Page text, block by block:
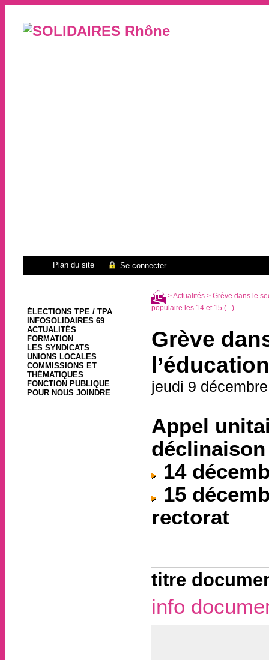
Plan du site Se connecter
ÉLECTIONS TPE / TPA
INFOSOLIDAIRES 69
ACTUALITÉS
FORMATION
LES SYNDICATS
UNIONS LOCALES
COMMISSIONS ET
THÉMATIQUES
FONCTION PUBLIQUE
POUR NOUS JOINDRE
>Actualités> Grève dans le
populaire les 14 et 15 (...)
Grève
jeudi 9
Appel
déclinaison
14
15
rectorat
titre
info